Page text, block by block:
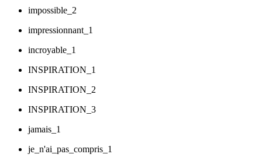
impossible_2
impressionnant_1
incroyable_1
INSPIRATION_1
INSPIRATION_2
INSPIRATION_3
jamais_1
je_n'ai_pas_compris_1